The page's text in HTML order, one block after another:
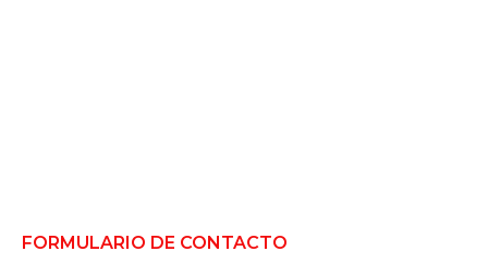
FORMULARIO DE CONTACTO